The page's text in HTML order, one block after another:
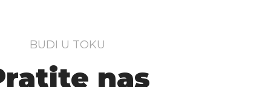
BUDI U TOKU
nas